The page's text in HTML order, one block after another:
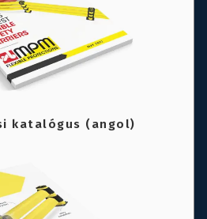
katalógus (angol)